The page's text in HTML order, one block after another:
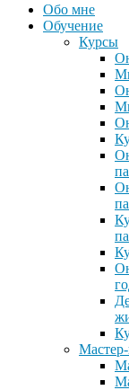
Обо мне
Обучение
Курсы